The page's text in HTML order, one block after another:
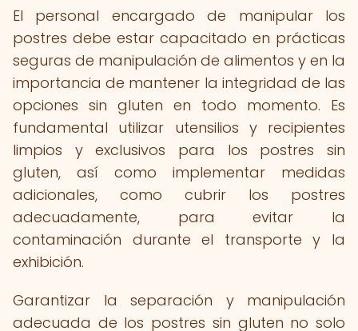
El personal encargado de manipular los
postres debe estar capacitado en prácticas
seguras de manipulación de alimentos y en la
importancia de mantener la integridad de las
opciones sin gluten en todo momento. Es
fundamental utilizar utensilios y recipientes
limpios y exclusivos para los postres sin
gluten, así como implementar medidas
adicionales, como cubrir los postres
adecuadamente, para evitar la
contaminación durante el transporte y la
exhibición.
Garantizar la separación y manipulación
adecuada de los postres sin gluten no solo